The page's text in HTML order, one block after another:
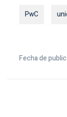
PwC
Fecha de